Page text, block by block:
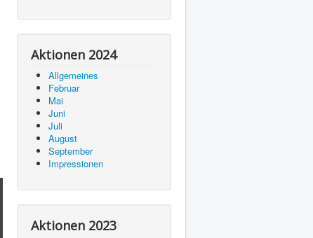
Aktionen 2024
Allgemeines
Februar
Mai
Juni
Juli
August
September
Impressionen
Aktionen 2023